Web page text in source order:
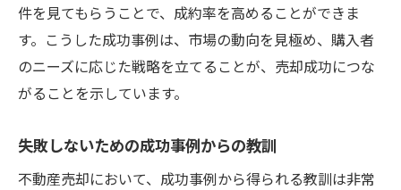
件を見てもらうことで、成約率を高めることができま
す。こうした成功事例は、市場の動向を見極め、購入者
のニーズに応じた戦略を立てることが、売却成功につな
がることを示しています。
失敗しないための成功事例からの教訓
不動産売却において、成功事例から得られる教訓は非常